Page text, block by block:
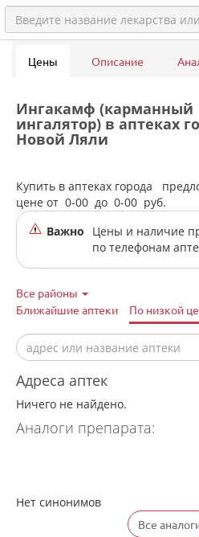
Цены Описание
Ингакамф (карманный
ингалятор) в аптеках
Новой Ляли
Купить в аптеках города
цене от 0-00 до 0-00 руб.
Важно
Цены и наличие
по телефонам
Все районы
Ближайшие аптеки
По низкой
Адреса аптек
Ничего не найдено.
Аналоги препарата:
Нет синонимов
Все